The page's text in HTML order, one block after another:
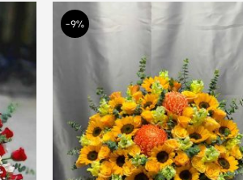
-9%